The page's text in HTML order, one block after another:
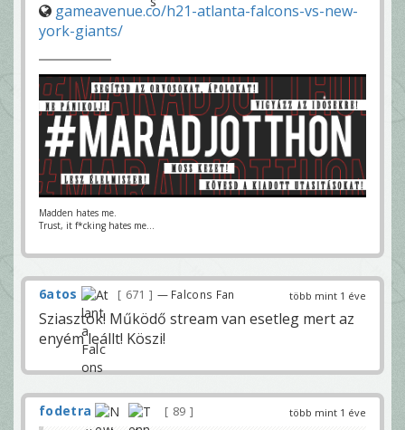
gameavenue.co/h21-atlanta-falcons-vs-new-
york-giants/
Madden hates me.
Trust, it f*cking hates me...
több mint 1 éve
6atos 671 — Falcons Fan
Sziasztok! Működő stream van esetleg mert az
enyém leállt! Köszi!
több mint 1 éve
fodetra
89